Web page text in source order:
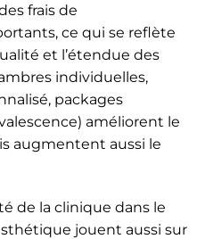
frais de
ce qui se reflète
et l’étendue des
individuelles,
packages
améliorent le
augmentent aussi le
de la clinique dans le
jouent aussi sur